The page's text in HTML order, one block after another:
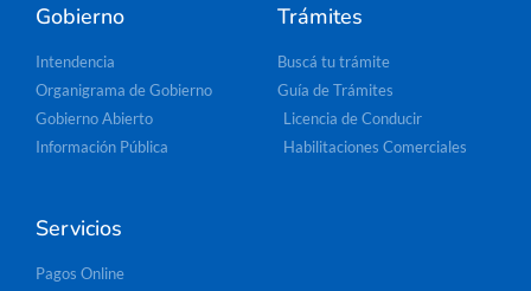
Gobierno
Intendencia
Organigrama de Gobierno
Gobierno Abierto
Información Pública
Trámites
Buscá tu trámite
Guía de Trámites
Licencia de Conducir
Habilitaciones Comerciales
Servicios
Pagos Online